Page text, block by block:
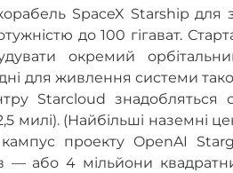
SpaceX Starship для
до 100 гігават.
окремий
для живлення системи
Starcloud знадобляться
милі). (Найбільші наземні
проекту OpenAI
— або 4 мільйони